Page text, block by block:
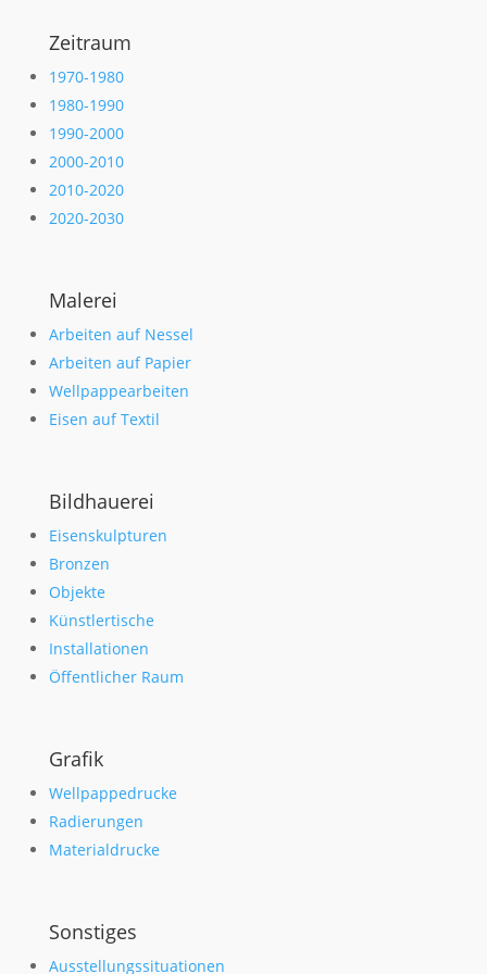
Zeitraum
1970-1980
1980-1990
1990-2000
2000-2010
2010-2020
2020-2030
Malerei
Arbeiten auf Nessel
Arbeiten auf Papier
Wellpappearbeiten
Eisen auf Textil
Bildhauerei
Eisenskulpturen
Bronzen
Objekte
Künstlertische
Installationen
Öffentlicher Raum
Grafik
Wellpappedrucke
Radierungen
Materialdrucke
Sonstiges
Ausstellungssituationen